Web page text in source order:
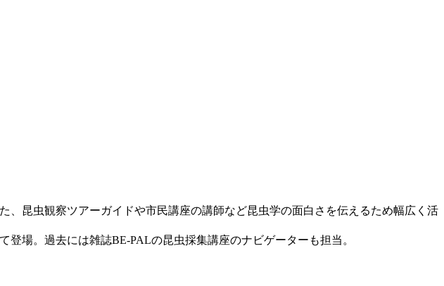
昆虫観察ツアーガイドや市民講座の講師など昆虫学の面白さを伝えるため幅広く活
場。過去には雑誌BE-PALの昆虫採集講座のナビゲーターも担当。